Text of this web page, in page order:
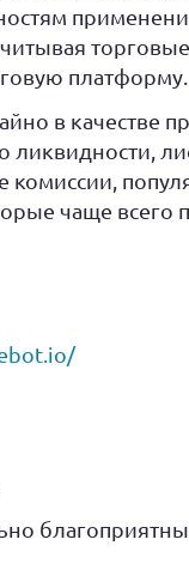
платформу.
в качестве
чаще всего